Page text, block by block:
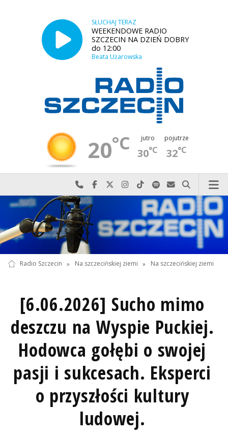
SŁUCHAJ TERAZ
WEEKENDOWE RADIO
SZCZECIN NA DZIEŃ DOBRY
do 12:00
Beata Użarowska
20°C jutro
30°C
pojutrze
32°C
Najlepiej po prostu do nas zadzwoń
Odwiedź nas na Facebook-u
Odwiedź nas na X
Odwiedź nas na Instagram-ie
Odwiedź nas na TikTok-u
Szukaj nas na Spotify
Wyślij do nas
Szukaj
Radio Szczecin » Na szczecińskiej ziemi » Na szczecińskiej ziemi
[6.06.2026] Sucho mimo
deszczu na Wyspie Puckiej.
Hodowca gołębi o swojej
pasji i sukcesach. Eksperci
o przyszłości kultury
ludowej.